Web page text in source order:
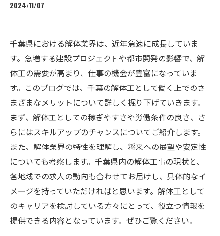
2024/11/07
千葉県における解体業界は、近年急速に成長していま
す。急増する建設プロジェクトや都市開発の影響で、解
体工の需要が高まり、仕事の機会が豊富になっていま
す。このブログでは、千葉の解体工として働く上でのさ
まざまなメリットについて詳しく掘り下げていきます。
まず、解体工としての稼ぎやすさや労働条件の良さ、さ
らにはスキルアップのチャンスについてご紹介します。
また、解体業界の特性を理解し、将来への展望や安定性
についても考察します。千葉県内の解体工事の現状と、
各地域での求人の動向も合わせてお届けし、具体的なイ
メージを持っていただければと思います。解体工として
のキャリアを検討している方々にとって、役立つ情報を
提供できる内容となっています。ぜひご覧ください。